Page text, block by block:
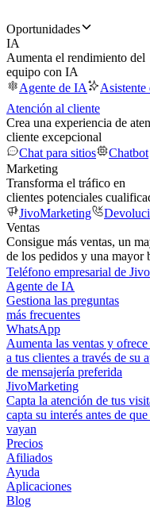
Oportunidades
IA
Aumenta el rendimiento del
equipo con IA
Agente de IA
Asistente
Atención al cliente
Crea una experiencia de
cliente excepcional
Chat para sitios
Chatbot
Marketing
Transforma el tráfico en
clientes potenciales
JivoMarketing
Ventas
Consigue más ventas, un
de los pedidos y una mayor
Teléfono empresarial de
Agente de IA
Gestiona las preguntas
más frecuentes
WhatsApp
Aumenta las ventas y ofrece
a tus clientes a través de su
de mensajería preferida
JivoMarketing
Capta la atención de tus
capta su interés antes de que
vayan
Precios
Afiliados
Ayuda
Aplicaciones
Blog